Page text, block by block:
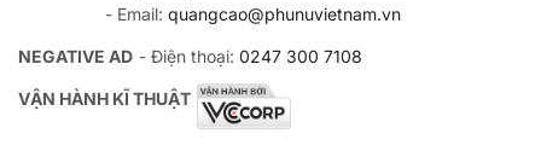
- Email: quangcao@phunuvietnam.vn
NEGATIVE AD - Điện thoại: 0247 300 7108
VẬN HÀNH KĨ THUẬT